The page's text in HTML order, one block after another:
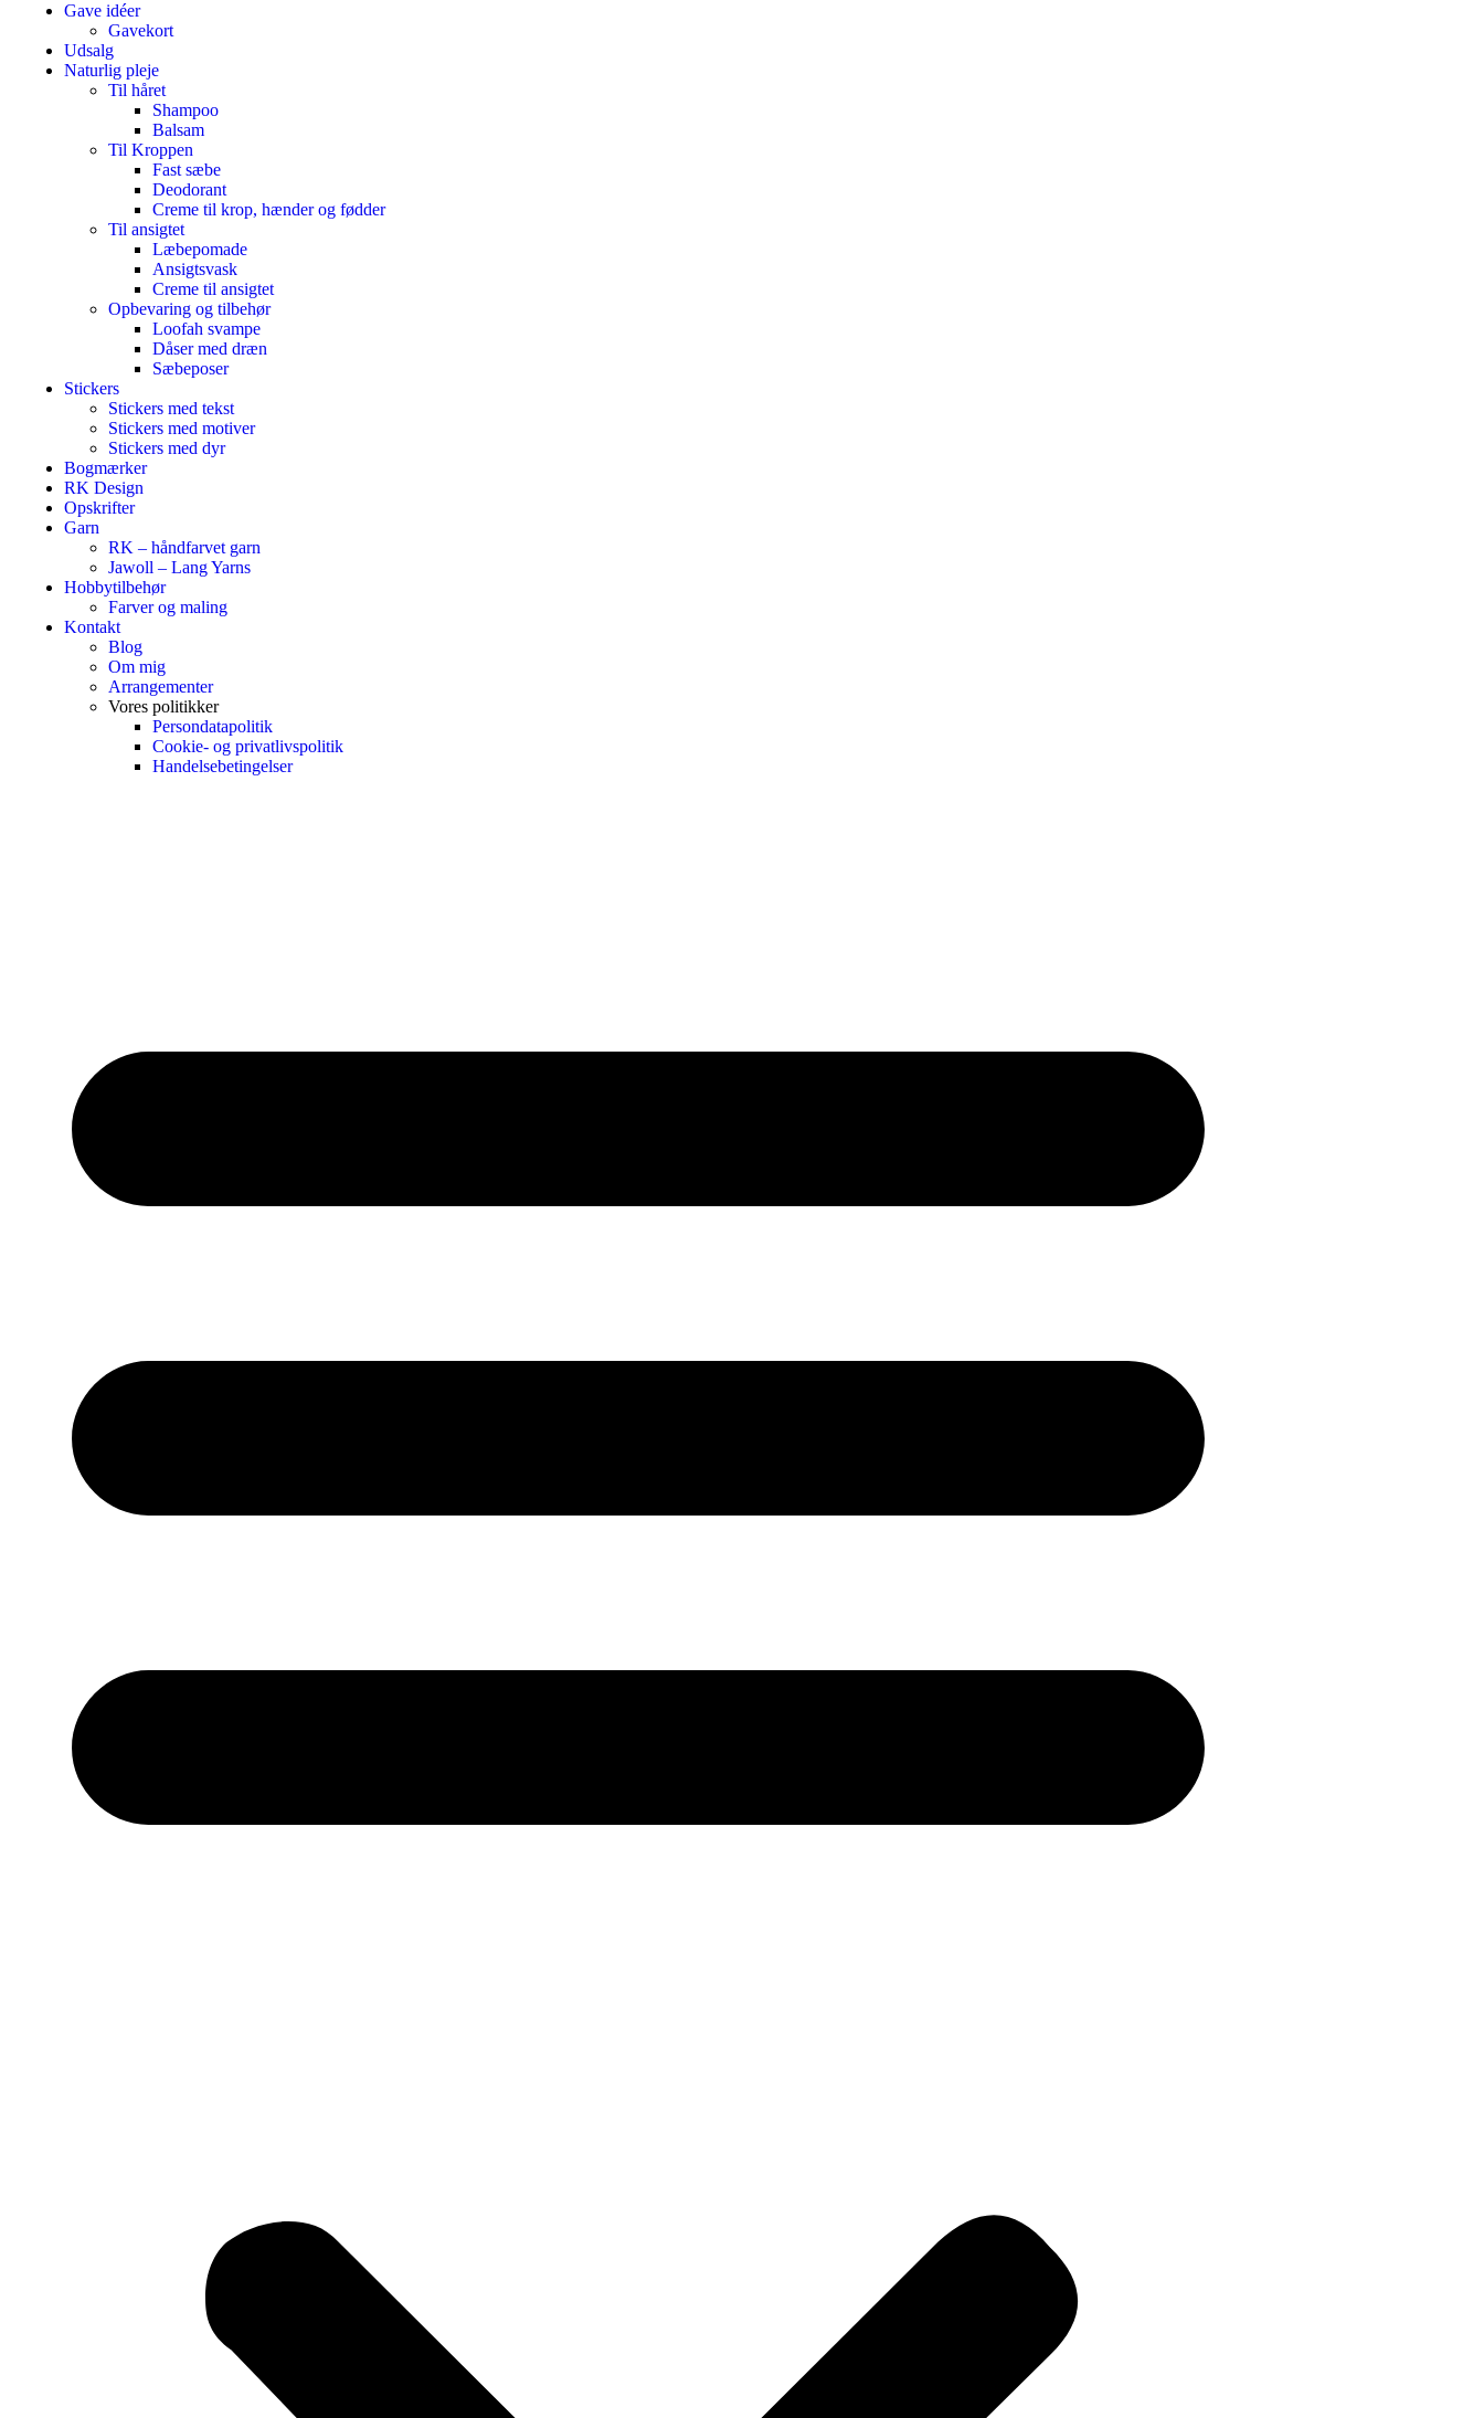
Gave idéer
Gavekort
Udsalg
Naturlig pleje
Til håret
Shampoo
Balsam
Til Kroppen
Fast sæbe
Deodorant
Creme til krop, hænder og fødder
Til ansigtet
Læbepomade
Ansigtsvask
Creme til ansigtet
Opbevaring og tilbehør
Loofah svampe
Dåser med dræn
Sæbeposer
Stickers
Stickers med tekst
Stickers med motiver
Stickers med dyr
Bogmærker
RK Design
Opskrifter
Garn
RK – håndfarvet garn
Jawoll – Lang Yarns
Hobbytilbehør
Farver og maling
Kontakt
Blog
Om mig
Arrangementer
Vores politikker
Persondatapolitik
Cookie- og privatlivspolitik
Handelsebetingelser